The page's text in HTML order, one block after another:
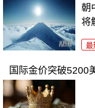
朝
将
最
国际金价突破5200